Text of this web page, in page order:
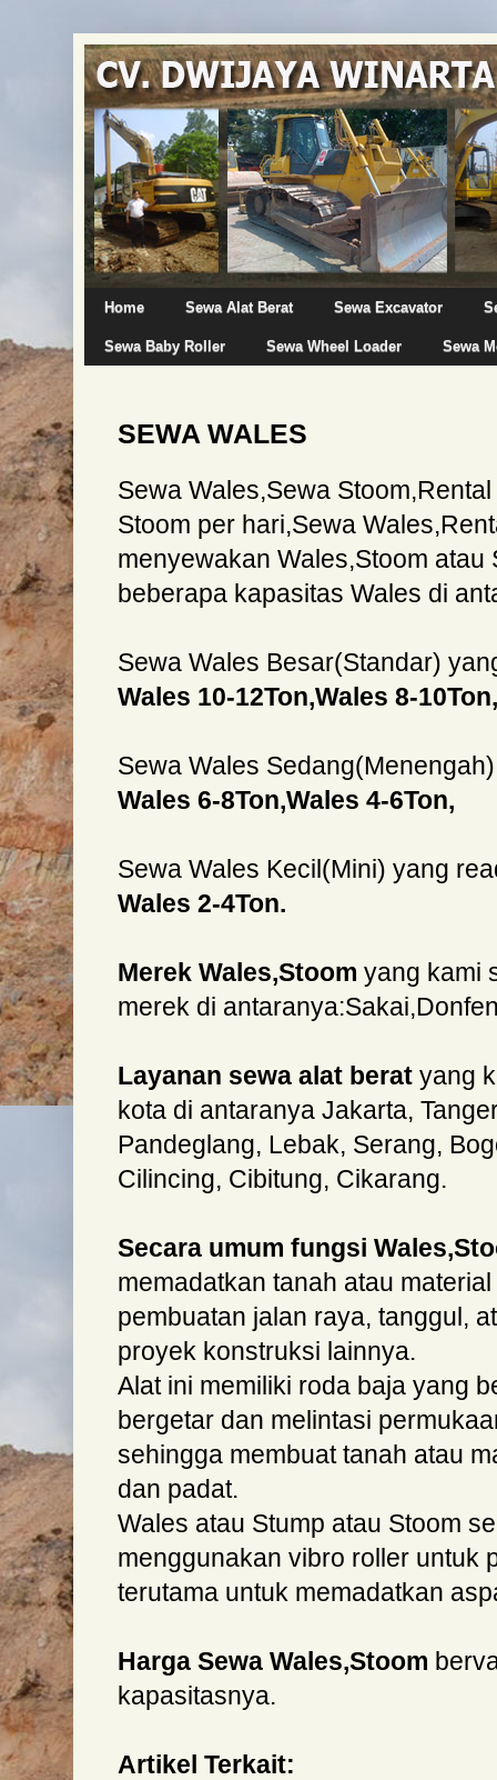
Home Sewa Alat Berat Sewa Excavator
Sewa Baby Roller Sewa Wheel Loader Sewa
SEWA WALES
Sewa Wales,Sewa
Stoom per hari,Sewa
menyewakan Wales,Stoom atau
beberapa kapasitas Wales di
Sewa Wales Besar(Standar)
Wales 10-12Ton,Wales 8-10Ton,
Sewa Wales
Wales 6-8Ton,Wales 4-6Ton,
Sewa Wales Kecil(Mini) yang
Wales 2-4Ton.
Merek Wales,Stoom yang kami
merek di
Layanan sewa alat berat yang
kota di antaranya Jakarta,
Pandeglang, Lebak, Serang,
Cilincing, Cibitung, Cikarang.
Secara umum fungsi
memadatkan tanah atau
pembuatan jalan raya, tanggul,
proyek konstruksi lainnya.
Alat ini memiliki roda baja yang
bergetar dan melintasi
sehingga membuat tanah atau
dan padat.
Wales atau Stump atau Stoom
menggunakan vibro roller untuk
terutama untuk memadatkan
Harga Sewa Wales,Stoom
kapasitasnya.
Artikel Terkait: